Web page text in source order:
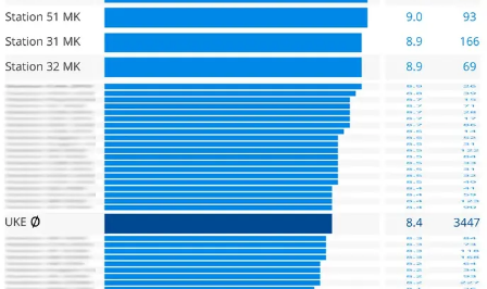
circumstances may be surprising. Words can’t fully
describe the gratitude I feel for this group of dedicated and
compassionate professionals, so I’ll simply say: THANK
YOU!